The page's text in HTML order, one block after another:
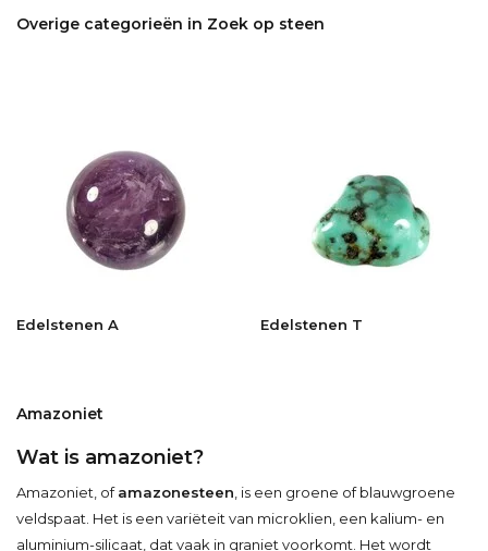
Overige categorieën in Zoek op steen
Edelstenen A Edelstenen T
Amazoniet
Wat is amazoniet?
Amazoniet, ofamazonesteen , is een groene of blauwgroene
veldspaat. Het is een variëteit van microklien, een kalium- en
aluminium-silicaat, dat vaak in graniet voorkomt. Het wordt